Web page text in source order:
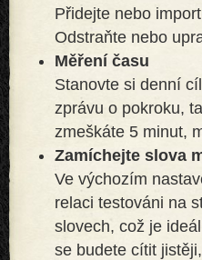
Přidejte nebo
Odstraňte nebo
Měření času
Stanovte si denní
zprávu o pokroku,
zmeškáte 5 minut,
Zamíchejte slova
Ve výchozím
relaci testováni na
slovech, což je
se budete cítit